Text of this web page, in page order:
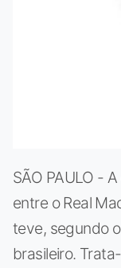
SÃO PAULO -
entre o Real
teve, segundo
brasileiro.